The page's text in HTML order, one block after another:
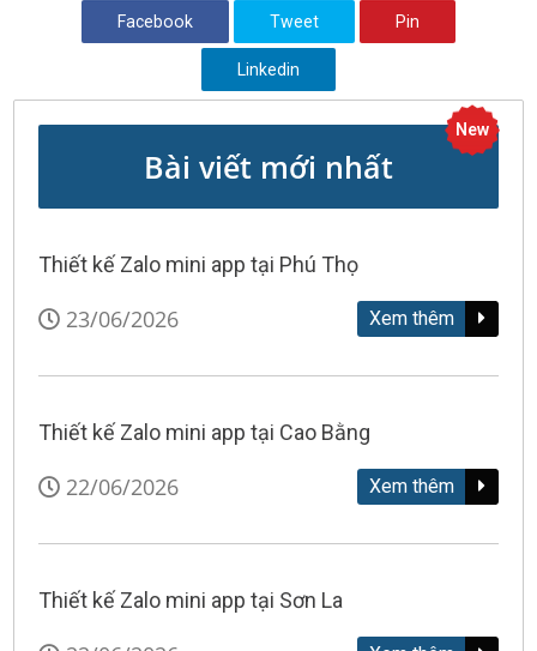
Facebook Tweet Pin
Linkedin
Bài viết mới nhất
New
Thiết kế Zalo mini app tại Phú Thọ
23/06/2026 Xem thêm
Thiết kế Zalo mini app tại Cao Bằng
22/06/2026 Xem thêm
Thiết kế Zalo mini app tại Sơn La